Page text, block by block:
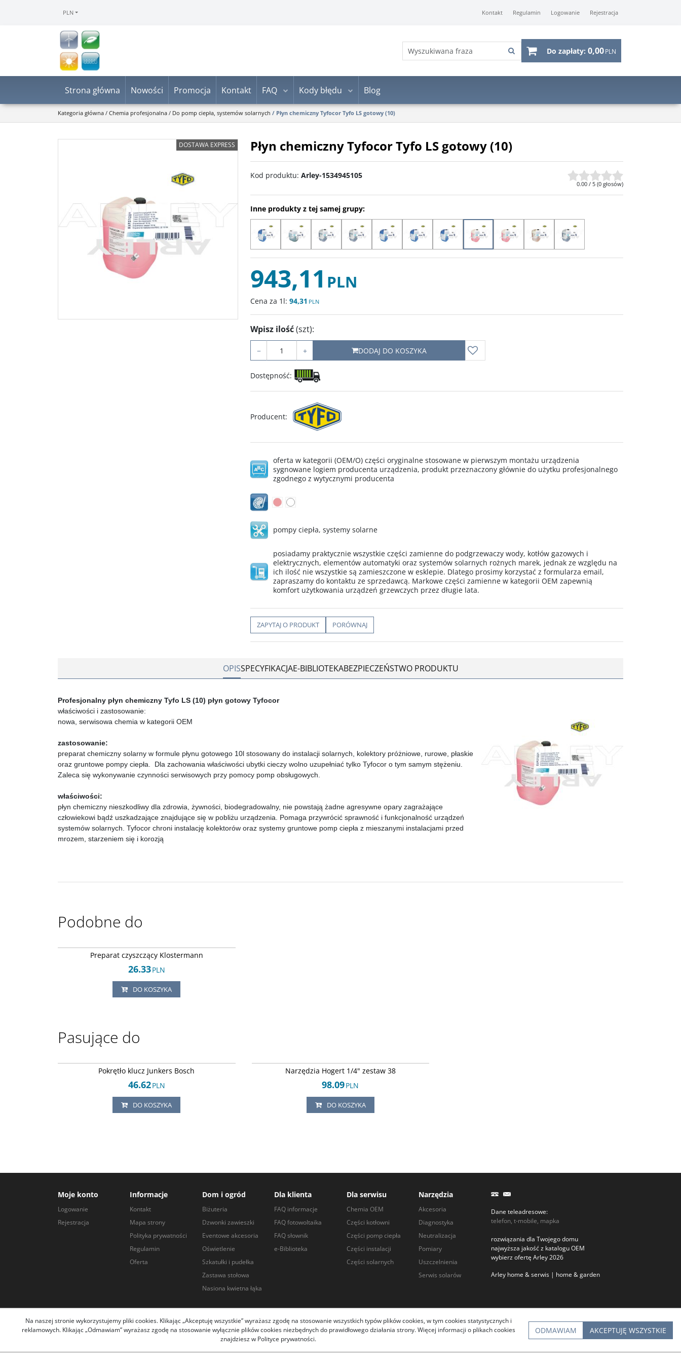
PLN Kontakt Regulamin Logowanie Rejestracja
Do zapłaty: 0,00PLN
Strona główna Nowości Promocja Kontakt FAQ Kody błędu Blog
Kategoria główna / Chemia profesjonalna / Do pomp ciepła, systemów solarnych / Płyn chemiczny Tyfocor Tyfo LS gotowy (10)
DOSTAWA EXPRESS Płyn chemiczny Tyfocor Tyfo LS gotowy (10)
Kod produktu: Arley-1534945105
0.00 / 5 (0 głosów)
Inne produkty z tej samej grupy:
943,11 PLN
Cena za 1l: 94,31 PLN
Wpisz ilość(szt):
− + DODAJ DO KOSZYKA
Dostępność:
Producent:
oferta w kategorii (OEM/O) części oryginalne stosowane w pierwszym montażu urządzenia
sygnowane logiem producenta urządzenia, produkt przeznaczony głównie do użytku profesjonalnego
zgodnego z wytycznymi producenta
pompy ciepła, systemy solarne
posiadamy praktycznie wszystkie części zamienne do podgrzewaczy wody, kotłów gazowych i
elektrycznych, elementów automatyki oraz systemów solarnych rożnych marek, jednak ze względu na
ich ilość nie wszystkie są zamieszczone w esklepie. Dlatego prosimy korzystać z formularza email,
zapraszamy do kontaktu ze sprzedawcą. Markowe części zamienne w kategorii OEM zapewnią
komfort użytkowania urządzeń grzewczych przez długie lata.
ZAPYTAJ O PRODUKT PORÓWNAJ
OPISSPECYFIKACJAE-BIBLIOTEKABEZPIECZEŃSTWO PRODUKTU
Profesjonalny płyn chemiczny Tyfo LS (10) płyn gotowy Tyfocor
właściwości i zastosowanie:
nowa, serwisowa chemia w kategorii OEM
zastosowanie:
preparat chemiczny solarny w formule płynu gotowego 10l stosowany do instalacji solarnych, kolektory próżniowe, rurowe, płaskie
oraz gruntowe pompy ciepła. Dla zachowania właściwości ubytki cieczy wolno uzupełniać tylko Tyfocor o tym samym stężeniu.
Zaleca się wykonywanie czynności serwisowych przy pomocy pomp obsługowych.
właściwości:
płyn chemiczny nieszkodliwy dla zdrowia, żywności, biodegradowalny, nie powstają żadne agresywne opary zagrażające
człowiekowi bądź uszkadzające znajdujące się w pobliżu urządzenia. Pomaga przywrócić sprawność i funkcjonalność urządzeń
systemów solarnych. Tyfocor chroni instalację kolektorów oraz systemy gruntowe pomp ciepła z mieszanymi instalacjami przed
mrozem, starzeniem się i korozją
Podobne do
Preparat czyszczący Klostermann
26.33PLN
DO KOSZYKA
Pasujące do
DOSTAWA EXPRESS
Pokrętło klucz Junkers Bosch
46.62PLN
DO KOSZYKA
DOSTAWA EXPRESS
Narzędzia Hogert 1/4" zestaw 38
98.09PLN
DO KOSZYKA
Moje konto
Logowanie
Rejestracja
Informacje
Kontakt
Mapa strony
Polityka prywatności
Regulamin
Oferta
Dom i ogród
Biżuteria
Dzwonki zawieszki
Eventowe akcesoria
Oświetlenie
Szkatułki i pudełka
Zastawa stołowa
Nasiona kwietna łąka
Dla klienta
FAQ informacje
FAQ fotowoltaika
FAQ słownik
e-Biblioteka
Dla serwisu
Chemia OEM
Części kotłowni
Części pomp ciepła
Części instalacji
Części solarnych
Narzędzia
Akcesoria
Diagnostyka
Neutralizacja
Pomiary
Uszczelnienia
Serwis solarów
Dane teleadresowe:
telefon, t-mobile, mapka
rozwiązania dla Twojego domu
najwyższa jakość z katalogu OEM
wybierz ofertę Arley 2026
Arley home & serwis | home & garden
Copyright arley.com.pl 2026 InfoSerwis oprogramowanie sklepu BestSeller
Na naszej stronie wykorzystujemy pliki cookies. Klikając „Akceptuję wszystkie” wyrażasz zgodę na stosowanie wszystkich typów plików cookies, w tym cookies statystycznych i
reklamowych. Klikając „Odmawiam” wyrażasz zgodę na stosowanie wyłącznie plików cookies niezbędnych do prawidłowego działania strony. Więcej informacji o plikach cookies
znajdziesz w Polityce prywatności.
ODMAWIAM AKCEPTUJĘ WSZYSTKIE